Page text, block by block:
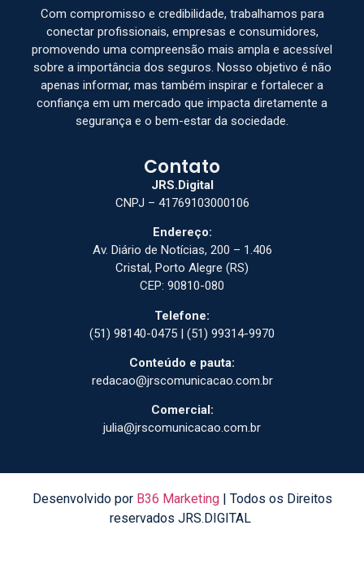
Com compromisso e credibilidade, trabalhamos para
conectar profissionais, empresas e consumidores,
promovendo uma compreensão mais ampla e acessível
sobre a importância dos seguros. Nosso objetivo é não
apenas informar, mas também inspirar e fortalecer a
confiança em um mercado que impacta diretamente a
segurança e o bem-estar da sociedade.
Contato
JRS.Digital
CNPJ – 41769103000106
Endereço:
Av. Diário de Notícias, 200 – 1.406
Cristal, Porto Alegre (RS)
CEP: 90810-080
Telefone:
(51) 98140-0475 | (51) 99314-9970
Conteúdo e pauta:
redacao@jrscomunicacao.com.br
Comercial:
julia@jrscomunicacao.com.br
Desenvolvido por B36 Marketing| Todos os Direitos
reservados JRS.DIGITAL